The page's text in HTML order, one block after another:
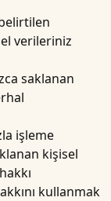
verileriniz
saklanan
işleme
kişisel
kullanmak